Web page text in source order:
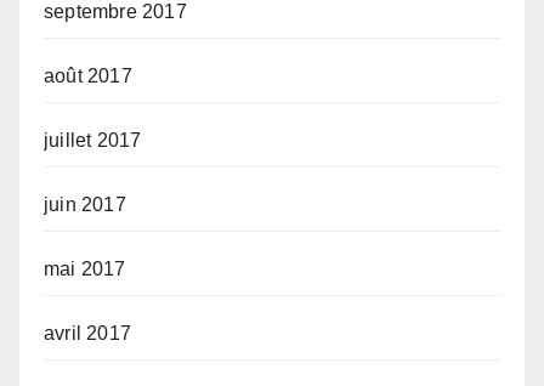
septembre 2017
août 2017
juillet 2017
juin 2017
mai 2017
avril 2017